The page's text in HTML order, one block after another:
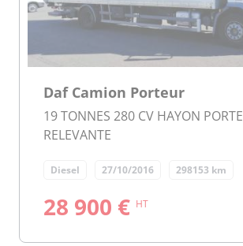
Daf Camion Porteur
19 TONNES 280 CV HAYON PORTE
RELEVANTE
Diesel 27/10/2016 298153 km
28 900 € HT